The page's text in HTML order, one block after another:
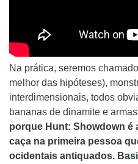
Na prática, seremos
melhor das hipóteses),
interdimensionais, todos
bananas de dinamite e
porque Hunt: Showdown é
caça na primeira pessoa
ocidentais antiquados.